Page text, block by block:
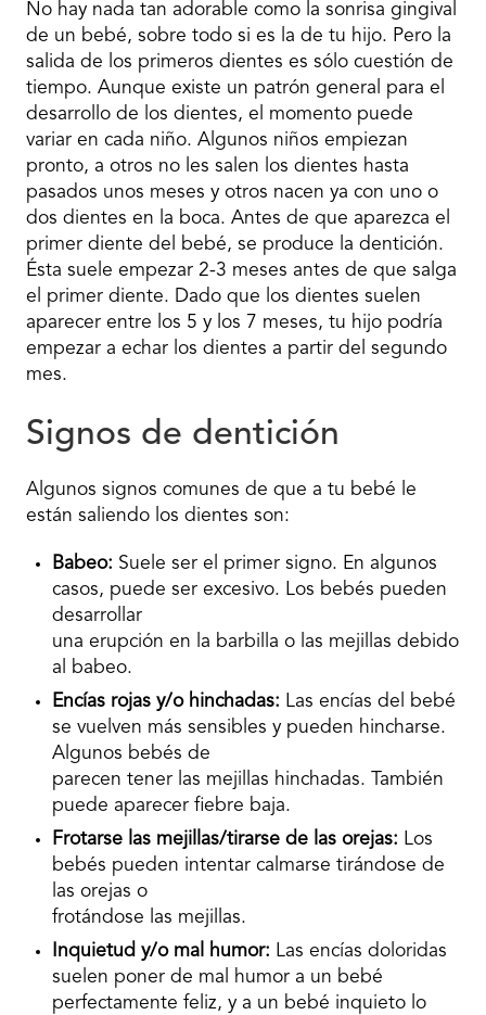
No hay nada tan adorable como la sonrisa gingival
de un bebé, sobre todo si es la de tu hijo. Pero la
salida de los primeros dientes es sólo cuestión de
tiempo. Aunque existe un patrón general para el
desarrollo de los dientes, el momento puede
variar en cada niño. Algunos niños empiezan
pronto, a otros no les salen los dientes hasta
pasados unos meses y otros nacen ya con uno o
dos dientes en la boca. Antes de que aparezca el
primer diente del bebé, se produce la dentición.
Ésta suele empezar 2-3 meses antes de que salga
el primer diente. Dado que los dientes suelen
aparecer entre los 5 y los 7 meses, tu hijo podría
empezar a echar los dientes a partir del segundo
mes.
Signos de dentición
Algunos signos comunes de que a tu bebé le
están saliendo los dientes son:
Babeo: Suele ser el primer signo. En algunos
casos, puede ser excesivo. Los bebés pueden
desarrollar
una erupción en la barbilla o las mejillas debido
al babeo.
Encías rojas y/o hinchadas: Las encías del bebé
se vuelven más sensibles y pueden hincharse.
Algunos bebés de
parecen tener las mejillas hinchadas. También
puede aparecer fiebre baja.
Frotarse las mejillas/tirarse de las orejas: Los
bebés pueden intentar calmarse tirándose de
las orejas o
frotándose las mejillas.
Inquietud y/o mal humor: Las encías doloridas
suelen poner de mal humor a un bebé
perfectamente feliz, y a un bebé inquieto lo